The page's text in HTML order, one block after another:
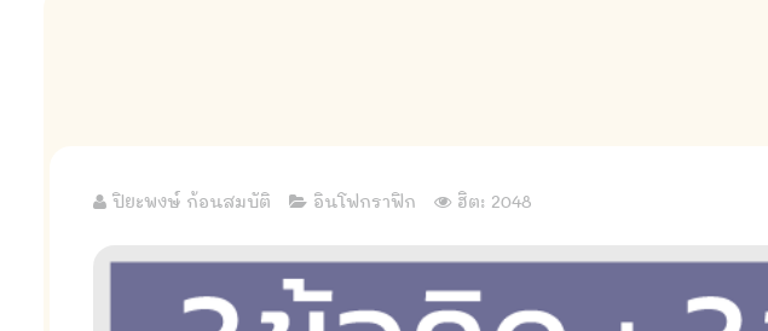
ปิยะพงษ์ ก้อนสมบัติ อินโฟกราฟิก ฮิต: 2048